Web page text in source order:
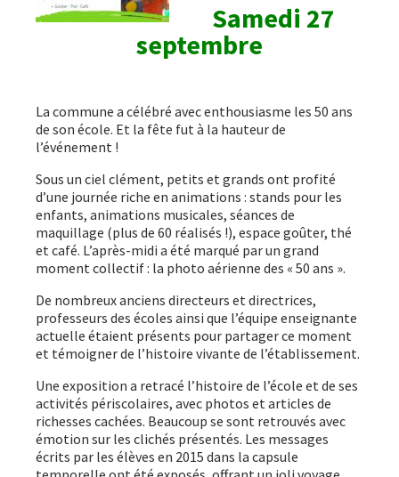
Samedi 27
septembre
La commune a célébré avec enthousiasme les 50 ans
de son école. Et la fête fut à la hauteur de
l’événement !
Sous un ciel clément, petits et grands ont profité
d’une journée riche en animations : stands pour les
enfants, animations musicales, séances de
maquillage (plus de 60 réalisés !), espace goûter, thé
et café. L’après-midi a été marqué par un grand
moment collectif : la photo aérienne des « 50 ans ».
De nombreux anciens directeurs et directrices,
professeurs des écoles ainsi que l’équipe enseignante
actuelle étaient présents pour partager ce moment
et témoigner de l’histoire vivante de l’établissement.
Une exposition a retracé l’histoire de l’école et de ses
activités périscolaires, avec photos et articles de
richesses cachées. Beaucoup se sont retrouvés avec
émotion sur les clichés présentés. Les messages
écrits par les élèves en 2015 dans la capsule